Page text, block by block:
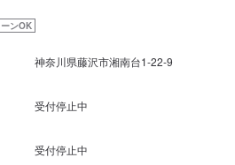
ーンOK
神奈川県藤沢市湘南台1-22-9
受付停止中
受付停止中